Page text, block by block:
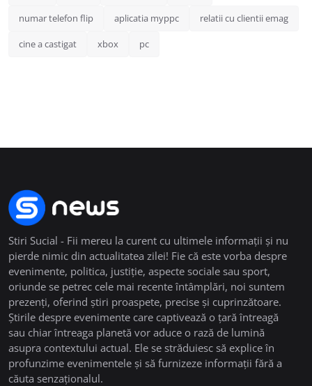
numar telefon flip aplicatia myppc relatii cu clientii emag
cine a castigat xbox pc
Stiri Sucial - Fii mereu la curent cu ultimele informații și nu
pierde nimic din actualitatea zilei! Fie că este vorba despre
evenimente, politica, justiție, aspecte sociale sau sport,
oriunde se petrec cele mai recente întâmplări, noi suntem
prezenți, oferind știri proaspete, precise și cuprinzătoare.
Știrile despre evenimente care captivează o țară întreagă
sau chiar întreaga planetă vor aduce o rază de lumină
asupra contextului actual. Ele se străduiesc să explice în
profunzime evenimentele și să furnizeze informații fără a
căuta senzaționalul.